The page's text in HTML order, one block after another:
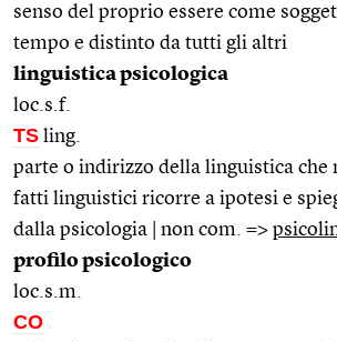
senso del proprio essere come
tempo e distinto da tutti gli altri
linguistica psicologica
loc.s.f.
TS ling.
parte o indirizzo della linguistica che
fatti linguistici ricorre a ipotesi e
dalla psicologia | non com. =>
profilo psicologico
loc.s.m.
CO